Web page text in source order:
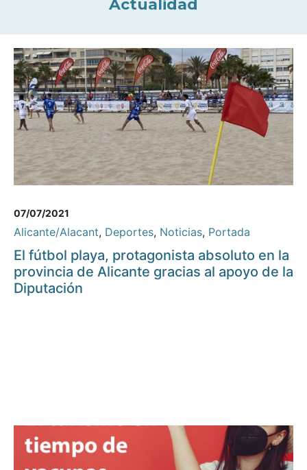
Actualidad
07/07/2021
Alicante/Alacant, Deportes, Noticias, Portada
El fútbol playa, protagonista absoluto en la
provincia de Alicante gracias al apoyo de la
Diputación